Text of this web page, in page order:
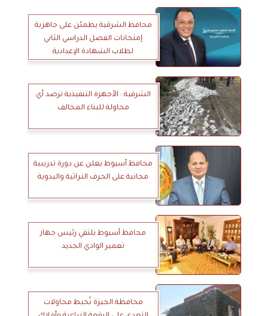
محافظ الشرقية يطمئن على جاهزية
إمتحانات الفصل الدراسي الثاني
لطلاب الشهادة الإعدادية
الشرقية : الأجهزة التنفيذية ترصد أي
محاولة للبناء المخالف
محافظ أسيوط يعلن عن دورة تدريبية
مجانية على الحرف التراثية واليدوية
محافظ أسيوط يلتقي رئيس جهاز
تعمير الوادي الجديد
محافظة الجيزة تُحبط محاولات